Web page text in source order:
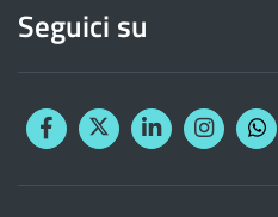
Seguici su
FacebookTwitterLinkedinInstagram